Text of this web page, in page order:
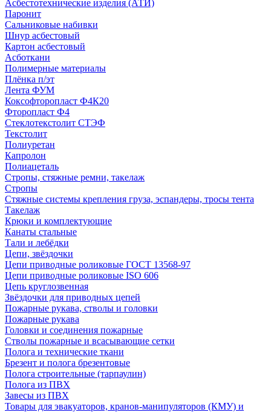
Асбестотехнические изделия (АТИ)
Паронит
Сальниковые набивки
Шнур асбестовый
Картон асбестовый
Асботкани
Полимерные материалы
Плёнка п/эт
Лента ФУМ
Коксофторопласт Ф4К20
Фторопласт Ф4
Стеклотекстолит СТЭФ
Текстолит
Полиуретан
Капролон
Полиацеталь
Стропы, стяжные ремни, такелаж
Стропы
Стяжные системы крепления груза, эспандеры, тросы тента
Такелаж
Крюки и комплектующие
Канаты стальные
Тали и лебёдки
Цепи, звёздочки
Цепи приводные роликовые ГОСТ 13568-97
Цепи приводные роликовые ISO 606
Цепь круглозвенная
Звёздочки для приводных цепей
Пожарные рукава, стволы и головки
Пожарные рукава
Головки и соединения пожарные
Стволы пожарные и всасывающие сетки
Полога и технические ткани
Брезент и полога брезентовые
Полога строительные (тарпаулин)
Полога из ПВХ
Завесы из ПВХ
Товары для эвакуаторов, кранов-манипуляторов (КМУ) и